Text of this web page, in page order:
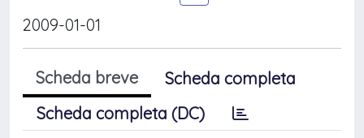
2009-01-01
Scheda breve
Scheda completa
Scheda completa (DC)